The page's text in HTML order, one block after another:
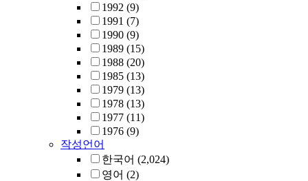
1992 (9)
1991 (7)
1990 (9)
1989 (15)
1988 (20)
1985 (13)
1979 (13)
1978 (13)
1977 (11)
1976 (9)
작성언어
한국어 (2,024)
영어 (2)